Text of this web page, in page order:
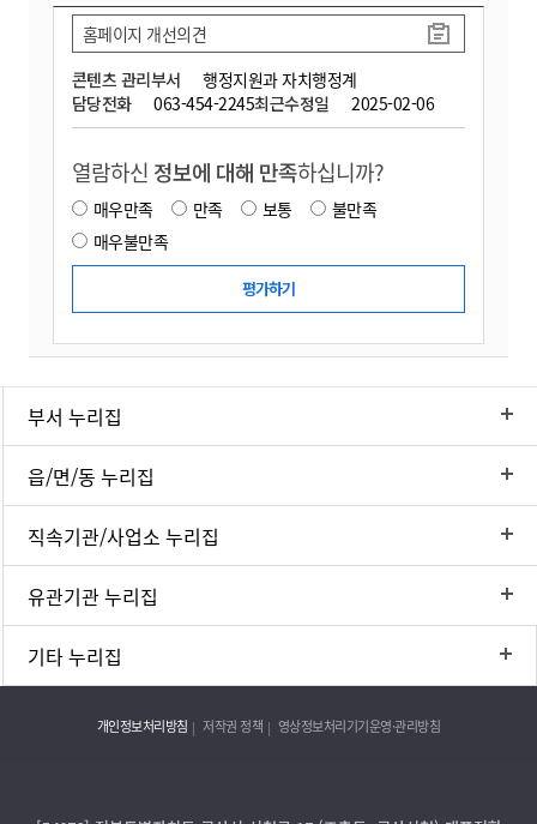
콘텐츠 관리부서
행정지원과 자치행정계
담당전화
063-454-2245최근수정일 2025-02-06
홈페이지 개선의견
열람하신 정보에 대해 만족하십니까?
매우만족 만족 보통
불만족
매우불만족
부서 누리집
읍/면/동 누리집
직속기관/사업소 누리집
유관기관 누리집
기타 누리집
개인정보처리방침 저작권 정책 영상정보처리기기운영·관리방침